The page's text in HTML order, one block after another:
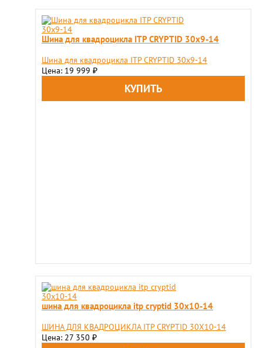
Шина для квадроцикла ITP CRYPTID 30x9-14
Шина для квадроцикла ITP CRYPTID 30x9-14
Цена: 19 999 ₽
шина для квадроцикла itp cryptid 30x10-14
ШИНА ДЛЯ КВАДРОЦИКЛА ITP CRYPTID 30X10-14
Цена: 27 350 ₽